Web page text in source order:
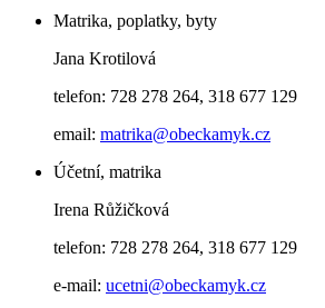
Matrika, poplatky, byty
Jana Krotilová
telefon: 728 278 264, 318 677 129
email: matrika@obeckamyk.cz
Účetní, matrika
Irena Růžičková
telefon: 728 278 264, 318 677 129
e-mail: ucetni@obeckamyk.cz